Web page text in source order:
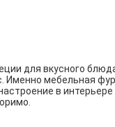
для вкусного
мебельная
в